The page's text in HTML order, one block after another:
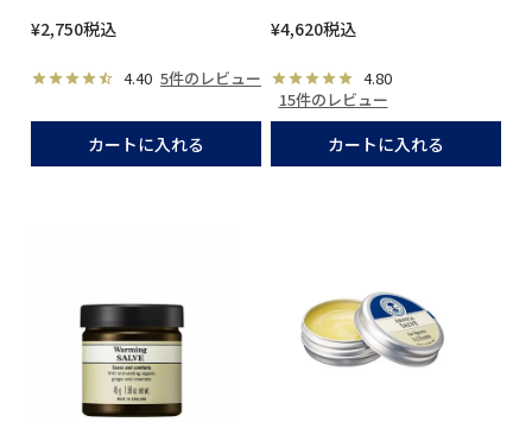
¥2,750税込
4.40 5件のレビュー
カートに入れる
¥4,620税込
4.80
15件のレビュー
カートに入れる